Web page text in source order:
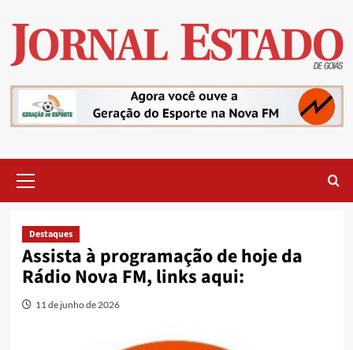
content
Menu
Destaques
Assista à programação de hoje da
Rádio Nova FM, links aqui:
11 de junho de 2026